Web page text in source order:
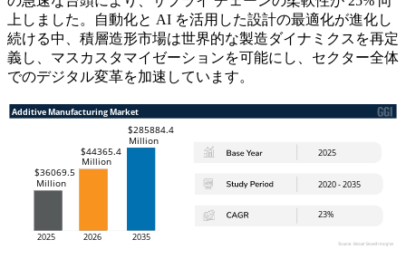
上しました。自動化と AI を活用した設計の最適化が進化し
続ける中、積層造形市場は世界的な製造ダイナミクスを再定
義し、マスカスタマイゼーションを可能にし、セクター全体
でのデジタル変革を加速しています。